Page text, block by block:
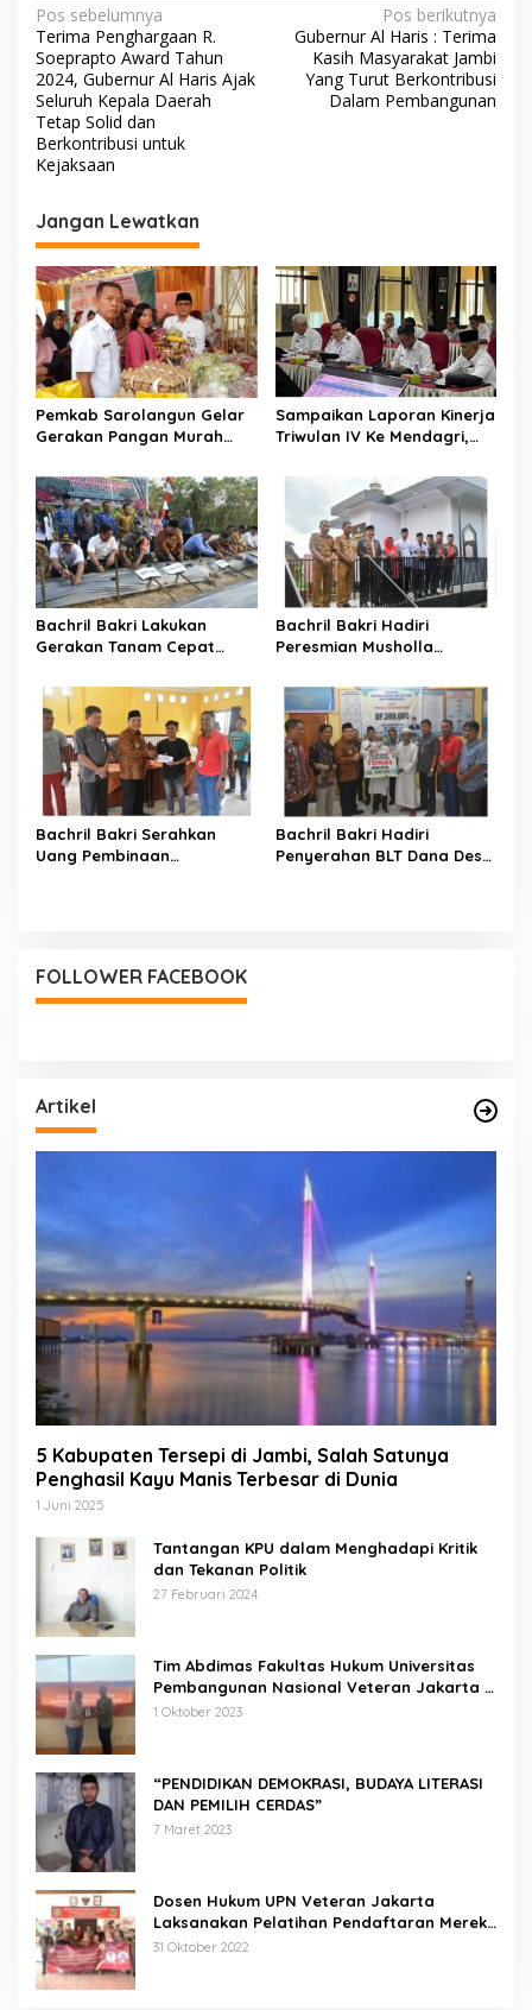
N
a
v
i
g
a
s
i
p
o
s
Pos sebelumnya
Terima Penghargaan R.
Soeprapto Award Tahun
2024, Gubernur Al Haris Ajak
Seluruh Kepala Daerah
Tetap Solid dan
Berkontribusi untuk
Kejaksaan
Pos berikutnya
Gubernur Al Haris : Terima
Kasih Masyarakat Jambi
Yang Turut Berkontribusi
Dalam Pembangunan
Jangan Lewatkan
Pemkab Sarolangun Gelar
Gerakan Pangan Murah
Sampaikan Laporan Kinerja
Triwulan IV Ke Mendagri,
Terbaik
Bachril Bakri Lakukan
Gerakan Tanam Cepat
Laboratorium Inflasi
Daerah
Bachril Bakri Hadiri
Peresmian Musholla
Alquran Di SDN 64/VII Suka
Sari
Bachril Bakri Serahkan
Uang Pembinaan
Bachril Bakri Hadiri
Penyerahan BLT Dana Desa
FOLLOWER FACEBOOK
Artikel
5 Kabupaten Tersepi di Jambi, Salah Satunya
Penghasil Kayu Manis Terbesar di Dunia
1 Juni 2025
Tantangan KPU dalam Menghadapi Kritik
dan Tekanan Politik
27 Februari 2024
Tim Abdimas Fakultas Hukum Universitas
Pembangunan Nasional Veteran Jakarta
Melakukan Pendampingan dan
1 Oktober 2023
“PENDIDIKAN DEMOKRASI, BUDAYA LITERASI
DAN PEMILIH CERDAS”
7 Maret 2023
Dosen Hukum UPN Veteran Jakarta
Laksanakan Pelatihan Pendaftaran Merek
di Desa Jatisura Kabupaten Indramayu
31 Oktober 2022
Pernah Sadap Karet Untuk Biayai Sekolah, Edi